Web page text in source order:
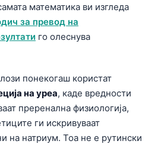
математика ви изгледа
за превод на
го олеснува
понекогаш користат
на уреа, каде вредности
преренална физиологија,
ги искривуваат
на натриум. Тоа не е рутински